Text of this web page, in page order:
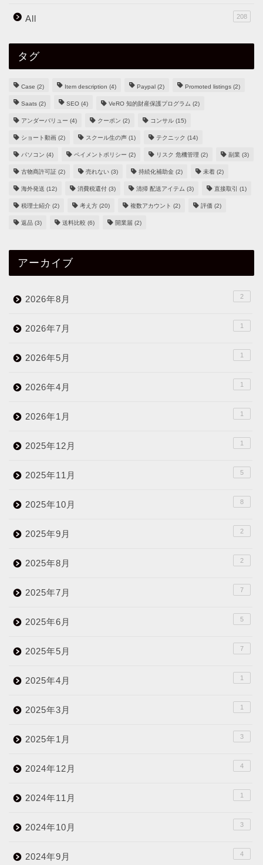
All 208
タグ
Case (2) Item description (4) Paypal (2) Promoted listings (2)
Saats (2) SEO (4) VeRO 知的財産保護プログラム (2)
アンダーバリュー (4) クーポン (2) コンサル (15)
ショート動画 (2) スクール生の声 (1) テクニック (14)
パソコン (4) ペイメントポリシー (2) リスク 危機管理 (2) 副業 (3)
古物商許可証 (2) 売れない (3) 持続化補助金 (2) 未着 (2)
海外発送 (12) 消費税還付 (3) 清掃 配送アイテム (3) 直接取引 (1)
税理士紹介 (2) 考え方 (20) 複数アカウント (2) 評価 (2)
返品 (3) 送料比較 (6) 開業届 (2)
アーカイブ
2026年8月 2
2026年7月 1
2026年5月 1
2026年4月 1
2026年1月 1
2025年12月 1
2025年11月 5
2025年10月 8
2025年9月 2
2025年8月 2
2025年7月 7
2025年6月 5
2025年5月 7
2025年4月 1
2025年3月 1
2025年1月 3
2024年12月 4
2024年11月 1
2024年10月 3
2024年9月 4